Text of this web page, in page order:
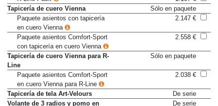
R-Line Pack
1.107 €
Tapicería de cuero Vienna
Sólo en paquete
Paquete asientos con tapicería
en cuero Vienna
Paquete asientos Comfort-Sport
con tapicería en cuero Vienna
Tapicería de cuero Vienna para R-
Line
Paquete asientos Comfort-Sport
en cuero Vienna para R-Line
Tapicería de tela Art-Velours
De serie